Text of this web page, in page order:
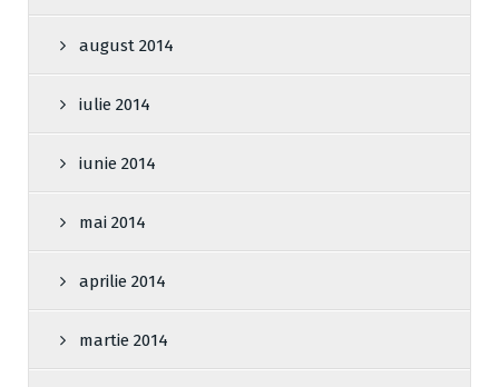
august 2014
iulie 2014
iunie 2014
mai 2014
aprilie 2014
martie 2014